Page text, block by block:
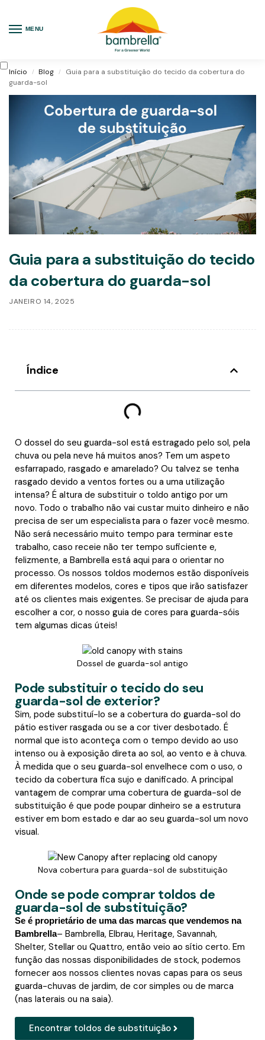
MENU
Início / Blog /
Guia para a substituição do tecido da cobertura do
guarda-sol
Guia para a substituição do tecido
da cobertura do guarda-sol
JANEIRO 14, 2025
Índice
O dossel do seu guarda-sol está estragado pelo sol, pela
chuva ou pela neve há muitos anos? Tem um aspeto
esfarrapado, rasgado e amarelado? Ou talvez se tenha
rasgado devido a ventos fortes ou a uma utilização
intensa? É altura de substituir o toldo antigo por um
novo. Todo o trabalho não vai custar muito dinheiro e não
precisa de ser um especialista para o fazer você mesmo.
Não será necessário muito tempo para terminar este
trabalho, caso receie não ter tempo suficiente e,
felizmente, a Bambrella está aqui para o orientar no
processo. Os nossos toldos modernos estão disponíveis
em diferentes modelos, cores e tipos que irão satisfazer
até os clientes mais exigentes. Se precisar de ajuda para
escolher a cor, o nosso guia de cores para guarda-sóis
tem algumas dicas úteis!
Dossel de guarda-sol antigo
Pode substituir o tecido do seu
guarda-sol de exterior?
Sim, pode substituí-lo se a cobertura do guarda-sol do
pátio estiver rasgada ou se a cor tiver desbotado. É
normal que isto aconteça com o tempo devido ao uso
intenso ou à exposição direta ao sol, ao vento e à chuva.
À medida que o seu guarda-sol envelhece com o uso, o
tecido da cobertura fica sujo e danificado. A principal
vantagem de comprar uma cobertura de guarda-sol de
substituição é que pode poupar dinheiro se a estrutura
estiver em bom estado e dar ao seu guarda-sol um novo
visual.
Nova cobertura para guarda-sol de substituição
Onde se pode comprar toldos de
guarda-sol de substituição?
Se é proprietário de uma das marcas que vendemos na
Bambrella– Bambrella, Elbrau, Heritage, Savannah,
Shelter, Stellar ou Quattro, então veio ao sítio certo. Em
função das nossas disponibilidades de stock, podemos
fornecer aos nossos clientes novas capas para os seus
guarda-chuvas de jardim, de cor simples ou de marca
(nas laterais ou na saia).
Encontrar toldos de substituição